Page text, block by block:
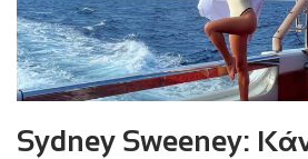
Sydney Sweeney: